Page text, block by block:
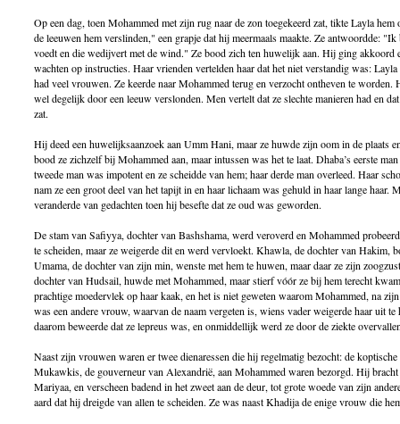
Op een dag, toen Mohammed met zijn rug naar de zon toegekeerd zat, tikte Layla
de leeuwen hem verslinden," een grapje dat hij meermaals maakte. Ze antwoordde:
voedt en die wedijvert met de wind." Ze bood zich ten huwelijk aan. Hij ging akkoord
wachten op instructies. Haar vrienden vertelden haar dat het niet verstandig was:
had veel vrouwen. Ze keerde naar Mohammed terug en verzocht ontheven te worden.
wel degelijk door een leeuw verslonden. Men vertelt dat ze slechte manieren had en
zat.
Hij deed een huwelijksaanzoek aan Umm Hani, maar ze huwde zijn oom in de plaats
bood ze zichzelf bij Mohammed aan, maar intussen was het te laat. Dhaba’s eerste
tweede man was impotent en ze scheidde van hem; haar derde man overleed. Haar
nam ze een groot deel van het tapijt in en haar lichaam was gehuld in haar lange haar.
veranderde van gedachten toen hij besefte dat ze oud was geworden.
De stam van Safiyya, dochter van Bashshama, werd veroverd en Mohammed
te scheiden, maar ze weigerde dit en werd vervloekt. Khawla, de dochter van Hakim,
Umama, de dochter van zijn min, wenste met hem te huwen, maar daar ze zijn
dochter van Hudsail, huwde met Mohammed, maar stierf vóór ze bij hem terecht
prachtige moedervlek op haar kaak, en het is niet geweten waarom Mohammed, na
was een andere vrouw, waarvan de naam vergeten is, wiens vader weigerde haar uit
daarom beweerde dat ze lepreus was, en onmiddellijk werd ze door de ziekte
Naast zijn vrouwen waren er twee dienaressen die hij regelmatig bezocht: de
Mukawkis, de gouverneur van Alexandrië, aan Mohammed waren bezorgd. Hij
Mariyaa, en verscheen badend in het zweet aan de deur, tot grote woede van zijn
aard dat hij dreigde van allen te scheiden. Ze was naast Khadija de enige vrouw die